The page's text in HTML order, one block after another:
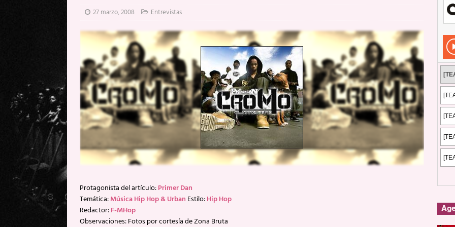
[ 20 mayo, 2026 ]
[ 17 mayo, 2026 ]
Fito & Fitipaldis: 2 de mayo de 2026 en Fuengirola
FOTOS
[ 17 mayo, 2026 ]
Fito & Fitipaldis: Su ‘aullido’ retumbó ferozmente en Fuengirola.
REPORTAJES
[ 5 agosto, 2026 ] Florent Gorges: La historia de Nintendo Vol. 2 PUBLICACIONES
27 marzo, 2008 Entrevistas
Protagonista del artículo:Primer Dan
Temática:Música Hip Hop & Urban Estilo:Hip Hop
Redactor:F-MHop
Observaciones: Fotos por cortesía de Zona Bruta